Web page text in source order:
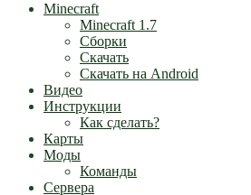
Minecraft
Minecraft 1.7
Сборки
Скачать
Скачать на Android
Видео
Инструкции
Как сделать?
Карты
Моды
Команды
Сервера